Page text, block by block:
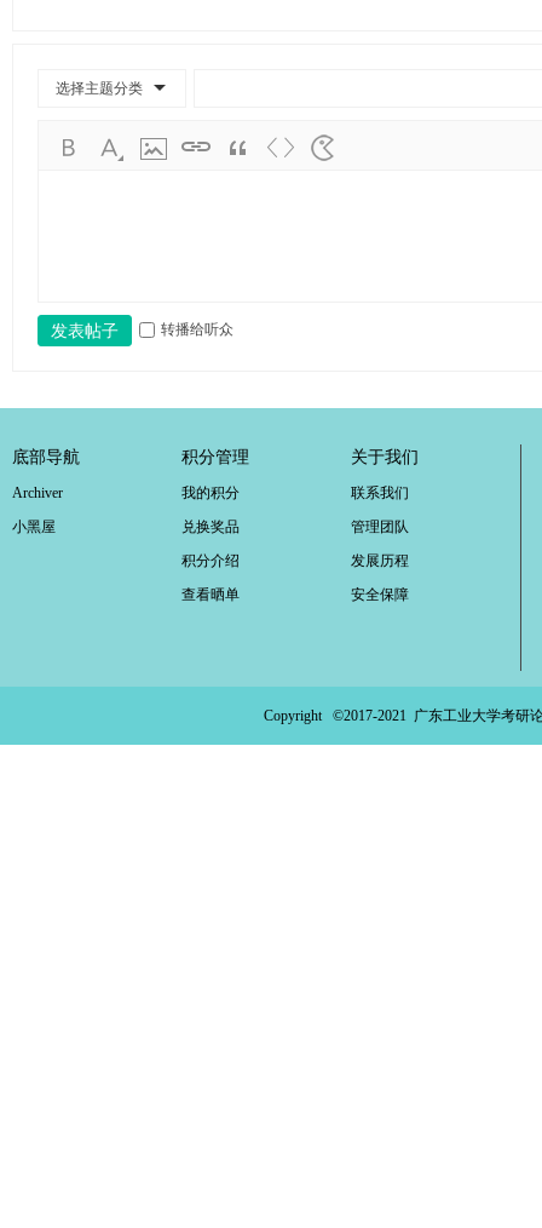
选择主题分类
发表帖子 转播给听众
底部导航
Archiver
小黑屋
积分管理
我的积分
兑换奖品
积分介绍
查看晒单
关于我们
联系我们
管理团队
发展历程
安全保障
Copyright ©2017-2021 广东工业大学考研